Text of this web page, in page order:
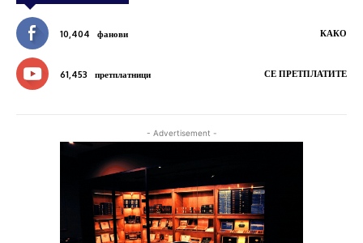
10,404 фанови КАКО
61,453 претплатници СЕ ПРЕТПЛАТИТЕ
- Advertisement -